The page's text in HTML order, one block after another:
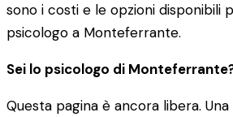
sono i costi e le opzioni disponibili
psicologo a Monteferrante.
Sei lo psicologo di
Questa pagina è ancora libera.